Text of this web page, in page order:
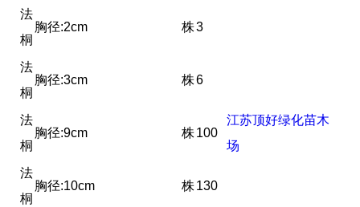
法
桐
胸径:2cm 株3
江苏顶好绿化苗木
场
法
桐
胸径:3cm 株6
法
桐
胸径:9cm 株100
法
桐
胸径:10cm 株130